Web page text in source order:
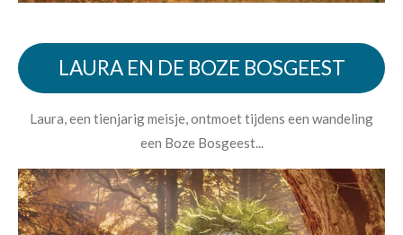
LAURA EN DE BOZE BOSGEEST
Laura, een tienjarig meisje, ontmoet tijdens een wandeling
een Boze Bosgeest...